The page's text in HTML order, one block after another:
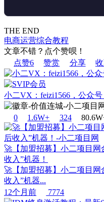
THE END
电商运营综合教程
文章不错？点个赞呗！
点赞6 赞赏 分享
小二VX：feizi1566，公众
0
1.6W+ 324
🚀【加盟招募】小二项目
收入”机器！
🚀【加盟招募】小二项目
收入”机器...
12个月前
7774